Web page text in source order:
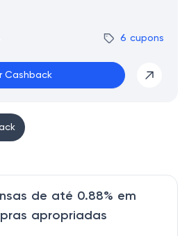
6 cupons
Cashback
de até 0.88% em
apropriadas